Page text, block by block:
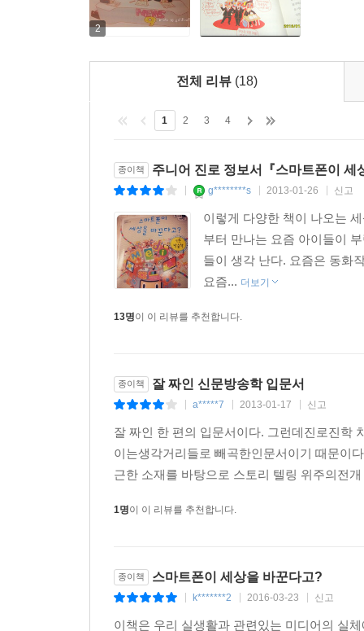
「주니어 대학」 시리즈를 통해 관심이 있는 분
수 있다. 전문가들이 소개하는 분야 학문의 정수
인문학적 사고를 키워 주는 교양서
「주니어 대학」 시리즈는 단순히 낱낱의 학문
있는 힘을 기를 수 있도록 이끈다. 다양한 분
시리즈는 지식을 쌓아 전문가의 길로 도약하고자
3권 스마트폰이 세상을 바꾼다고? - 신문 방송학
신문, TV, 인터넷 등 일상생활에서 늘 가까이 대
미디어 업계에 종사하는 사람들의 역할을 비롯
2
전체 리뷰 (18)
1 2 3 4
종이책 주니어 진로 정보서『스마트폰이 세
g********s 2013-01-26 신고
이렇게 다양한 책이 나오는
부터 만나는 요즘 아이들이
들이 생각 난다. 요즘은 동화
요즘... 더보기
13명이 이 리뷰를 추천합니다.
종이책 잘 짜인 신문방송학 입문서
a*****7 2013-01-17 신고
잘 짜인 한 편의 입문서이다. 그런데진로진학
이는생각거리들로 빼곡한인문서이기 때문이
근한 소재를 바탕으로 스토리 텔링 위주의전
1명이 이 리뷰를 추천합니다.
종이책 스마트폰이 세상을 바꾼다고?
k*******2 2016-03-23 신고
이책은 우리 실생활과 관련있는 미디어의 실